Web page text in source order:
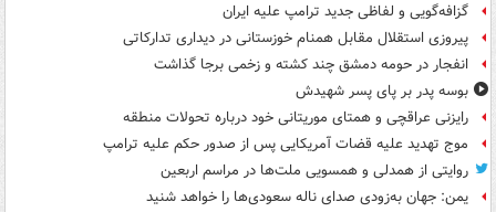
گزافه‌گویی و لفاظی جدید ترامپ علیه ایران
پیروزی استقلال مقابل همنام خوزستانی در دیداری تدارکاتی
انفجار در حومه دمشق چند کشته و زخمی برجا گذاشت
بوسه‌ پدر بر پای پسر شهیدش
رایزنی عراقچی و همتای موریتانی خود درباره تحولات منطقه
موج تهدید علیه قضات آمریکایی پس از صدور حکم علیه ترامپ
روایتی از همدلی و همسویی ملت‌ها در مراسم اربعین
یمن: جهان به‌زودی صدای ناله سعودی‌ها را خواهد شنید